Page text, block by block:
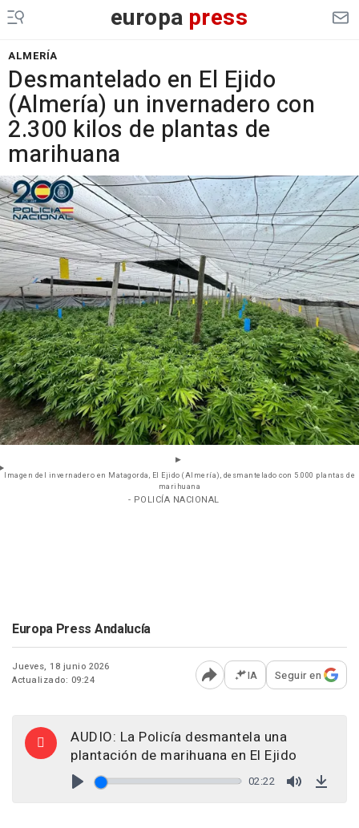
europa press
ALMERÍA
Desmantelado en El Ejido
(Almería) un invernadero con
2.300 kilos de plantas de
marihuana
Imagen del invernadero en Matagorda, El Ejido (Almería), desmantelado con 5.000 plantas de
marihuana
- POLICÍA NACIONAL
Europa Press Andalucía
Jueves, 18 junio 2026
Actualizado: 09:24
Abrir opciones para
IA Seguir en
AUDIO: La Policía desmantela una
plantación de marihuana en El Ejido
02:22